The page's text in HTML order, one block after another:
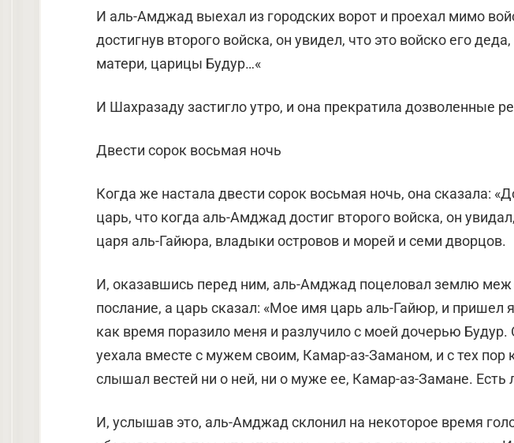
И аль-Амджад выехал из городских ворот и проехал мимо
достигнув второго войска, он увидел, что это войско его
матери, царицы Будур…«
И Шахразаду застигло утро, и она прекратила дозволенные
Двести сорок восьмая ночь
Когда же настала двести сорок восьмая ночь, она сказала:
царь, что когда аль-Амджад достиг второго войска, он
царя аль-Гайюра, владыки островов и морей и семи дворцов.
И, оказавшись перед ним, аль-Амджад поцеловал землю меж
послание, а царь сказал: «Мое имя царь аль-Гайюр, и пришел
как время поразило меня и разлучило с моей дочерью Будур.
уехала вместе с мужем своим, Камар-аз-Заманом, и с тех пор
слышал вестей ни о ней, ни о муже ее, Камар-аз-Замане. Есть
И, услышав это, аль-Амджад склонил на некоторое время